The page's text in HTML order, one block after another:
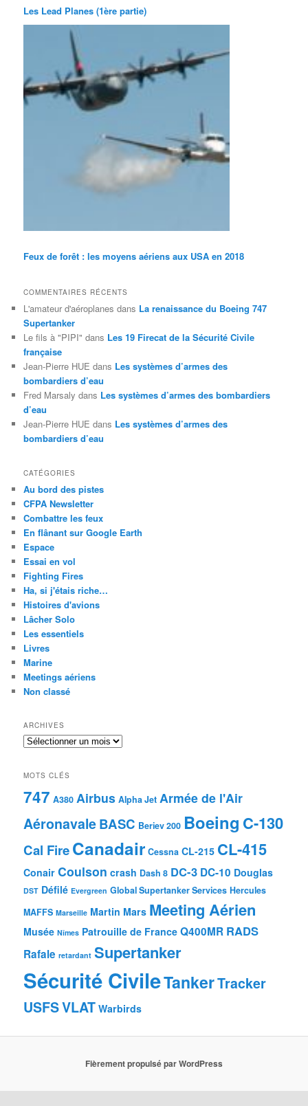
Les Lead Planes (1ère partie)
Feux de forêt : les moyens aériens aux USA en 2018
COMMENTAIRES RÉCENTS
L'amateur d'aéroplanes dans La renaissance du Boeing 747
Supertanker
Le fils à "PIPI" dans Les 19 Firecat de la Sécurité Civile
française
Jean-Pierre HUE dans Les systèmes d’armes des
bombardiers d’eau
Fred Marsaly dans Les systèmes d’armes des bombardiers
d’eau
Jean-Pierre HUE dans Les systèmes d’armes des
bombardiers d’eau
CATÉGORIES
Au bord des pistes
CFPA Newsletter
Combattre les feux
En flânant sur Google Earth
Espace
Essai en vol
Fighting Fires
Ha, si j'étais riche…
Histoires d'avions
Lâcher Solo
Les essentiels
Livres
Marine
Meetings aériens
Non classé
ARCHIVES
Archives
MOTS CLÉS
747 A380 Airbus Alpha Jet Armée de l'Air
AéronavaleBASC Beriev 200 Boeing C-130
Cal FireCanadair Cessna CL-215 CL-415
Conair Coulson crash Dash 8 DC-3 DC-10 Douglas
DST Défilé Evergreen Global Supertanker Services Hercules
MAFFS Marseille Martin Mars Meeting Aérien
Musée Nîmes Patrouille de France Q400MR RADS
Rafale retardant Supertanker
Sécurité CivileTankerTracker
USFSVLAT Warbirds
Fièrement propulsé par WordPress